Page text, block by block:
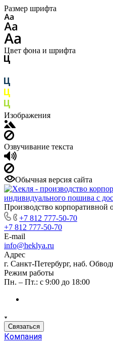
Размер шрифта
Цвет фона и шрифта
Изображения
Озвучивание текста
Обычная версия сайта
Производство корпоративной
+7 812 777-50-70
+7 812 777-50-70
E-mail
info@heklya.ru
Адрес
г. Санкт-Петербург, наб.
Режим работы
Пн. – Пт.: с 9:00 до 18:00
Связаться
Компания